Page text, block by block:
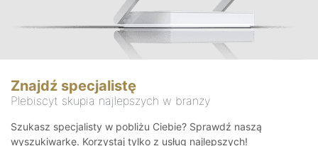
Znajdź specjalistę
Plebiscyt skupia najlepszych w branży
Szukasz specjalisty w pobliżu Ciebie? Sprawdź naszą
wyszukiwarkę. Korzystaj tylko z usług najlepszych!